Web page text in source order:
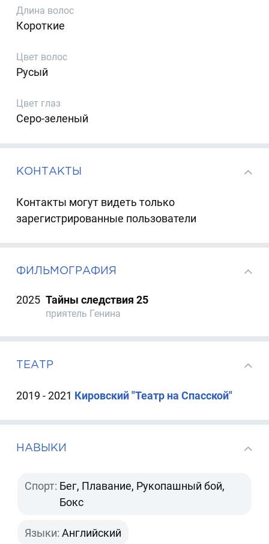
Длина волос
Короткие
Цвет волос
Русый
Цвет глаз
Серо-зеленый
КОНТАКТЫ
Контакты могут видеть только
зарегистрированные пользователи
ФИЛЬМОГРАФИЯ
2025 Тайны следствия 25
приятель Генина
ТЕАТР
2019 - 2021 Кировский "Театр на Спасской"
НАВЫКИ
Спорт: Бег, Плавание, Рукопашный бой,
Бокс
Языки: Английский